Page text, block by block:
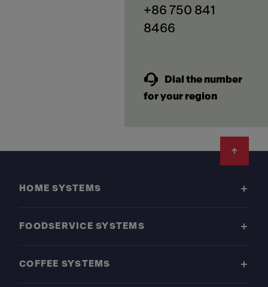
+86 750 841
8466
Dial the number
for your region
HOME SYSTEMS
FOODSERVICE SYSTEMS
COFFEE SYSTEMS